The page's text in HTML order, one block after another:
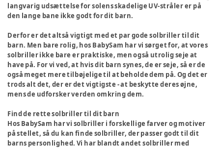
langvarig udsættelse for solens skadelige UV-stråler er på
den lange bane ikke godt for dit barn.
Derfor er det altså vigtigt med et par gode solbriller til dit
barn. Men bare rolig, hos BabySam har vi sørget for, at vores
solbriller ikke bare er praktiske, men også utrolig seje at
have på. For vi ved, at hvis dit barn synes, de er seje, så er de
også meget mere tilbøjelige til at beholde dem på. Og det er
trods alt det, der er det vigtigste - at beskytte deres øjne,
mens de udforsker verden omkring dem.
Find de rette solbriller til dit barn
Hos BabySam har vi solbriller i forskellige farver og motiver
på stellet, så du kan finde solbriller, der passer godt til dit
barns personlighed. Vi har blandt andet solbriller med